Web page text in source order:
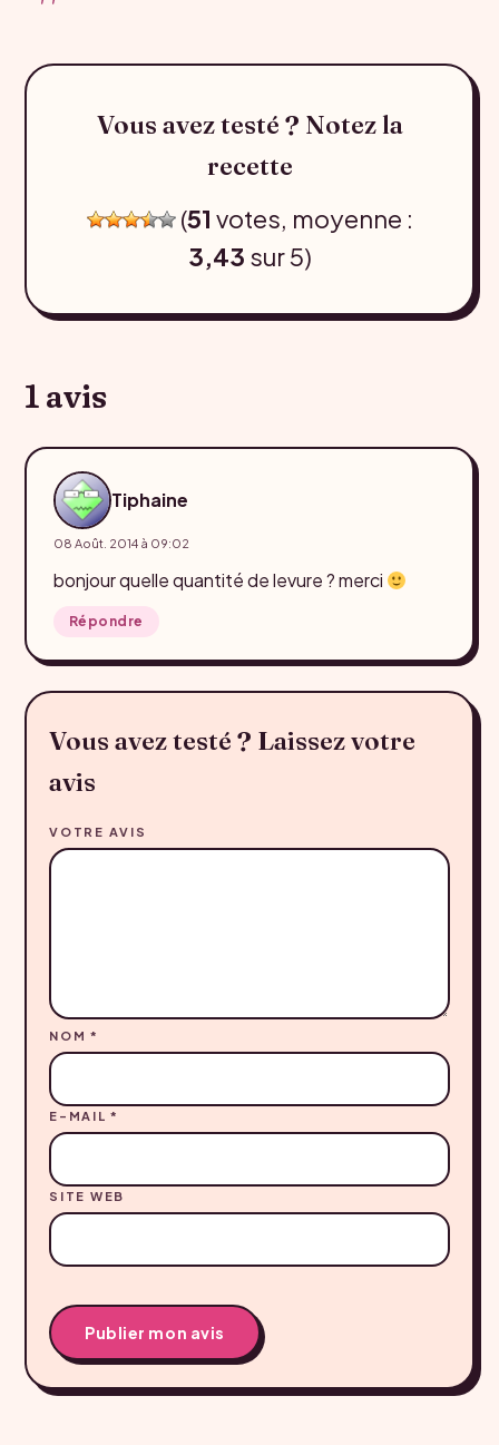
Vous avez testé ? Notez la
recette
(51 votes, moyenne :
3,43 sur 5)
1 avis
Tiphaine
08 Août. 2014 à 09:02
bonjour quelle quantité de levure ? merci
Répondre
Vous avez testé ? Laissez votre
avis
VOTRE AVIS
NOM*
E-MAIL*
SITE WEB